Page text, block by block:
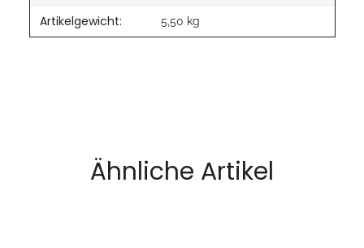
Artikelgewicht: 5,50 kg
Ähnliche Artikel